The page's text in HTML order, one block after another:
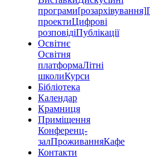
програми[розархівування]
проектиЦифрові
розповідіПублікації
Освітнє
Освітня
платформаЛітні
школиКурси
Бібліотека
Календар
Крамниця
Приміщення
Конференц-
залПроживанняКафе
Контакти